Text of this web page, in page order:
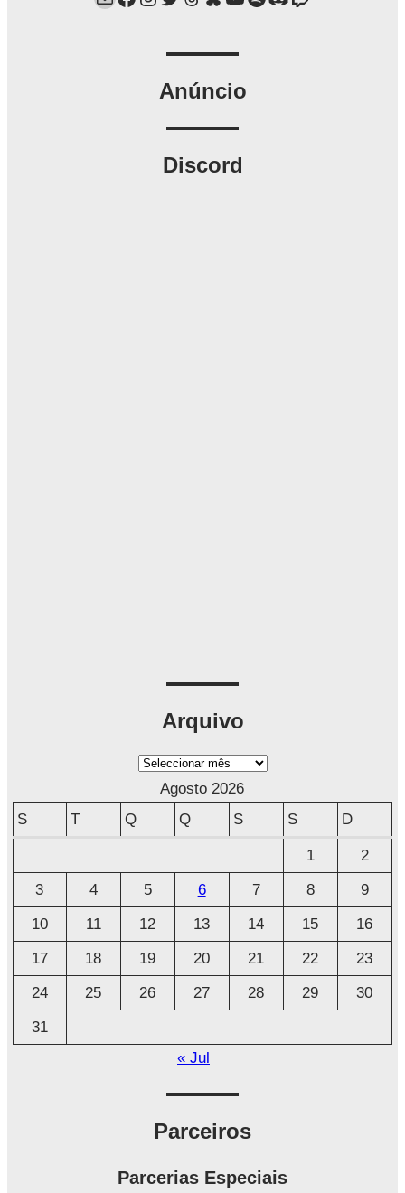
Anúncio
Discord
Arquivo
A
v
o
Agosto 2026
S
T Q Q S S D
1
2
3
4 5 6 7 8
9
10
11 12 13 14 15
16
17
18 19 20 21 22
23
24
25 26 27 28 29
30
31
« Jul
Parceiros
Parcerias Especiais